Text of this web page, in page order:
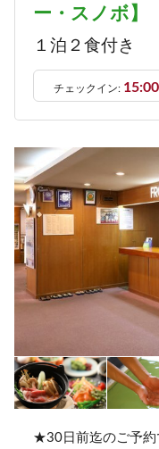
ー・スノボ】
１泊２食付き
チェックイン:
★30日前迄のご予約